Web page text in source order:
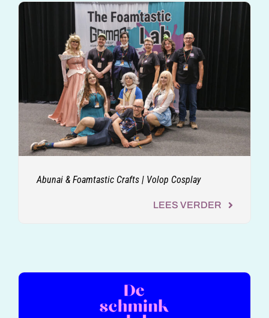
Abunai & Foamtastic Crafts | Volop Cosplay
LEES VERDER